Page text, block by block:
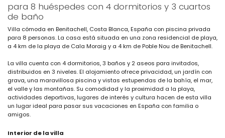
para 8 huéspedes con 4 dormitorios y 3 cuartos
de baño
Villa cómoda en Benitachell, Costa Blanca, España con piscina privada
para 8 personas. La casa está situada en una zona residencial de playa,
a 4 km de la playa de Cala Moraig y a 4 km de Poble Nou de Benitachell.
La villa cuenta con 4 dormitorios, 3 baños y 2 aseos para invitados,
distribuidos en 3 niveles. El alojamiento ofrece privacidad, un jardín con
grava, una maravillosa piscina y vistas estupendas de la bahía, el mar,
el valle y las montañas. Su comodidad y la proximidad a la playa,
actividades deportivas, lugares de interés y cultura hacen de esta villa
un lugar ideal para pasar sus vacaciones en España con familia o
amigos.
Interior de la villa